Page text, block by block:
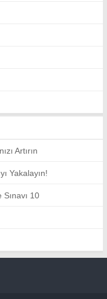
Artırın
Yakalayın!
10